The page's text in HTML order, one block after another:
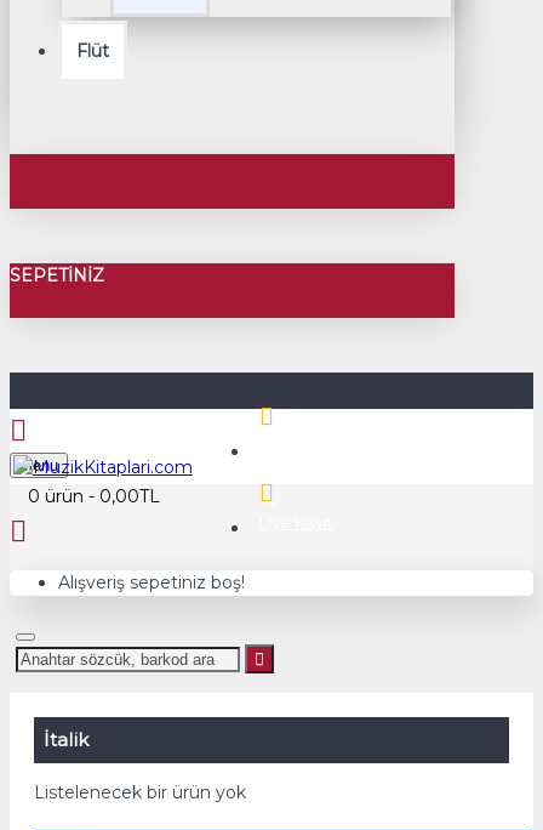
Flüt
SEPETINIZ
Menu
0 ürün - 0,00TL
Alışveriş sepetiniz boş!
İtalik
Listelenecek bir ürün yok